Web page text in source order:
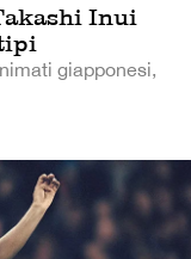
Inui
giapponesi,